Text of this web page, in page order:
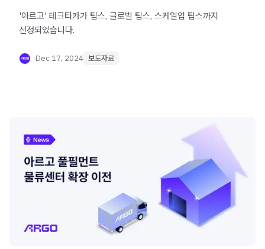
'아르고' 테크타카가 팁스, 글로벌 팁스, 스케일업 팁스까지
선정되었습니다.
Dec 17, 2024 보도자료